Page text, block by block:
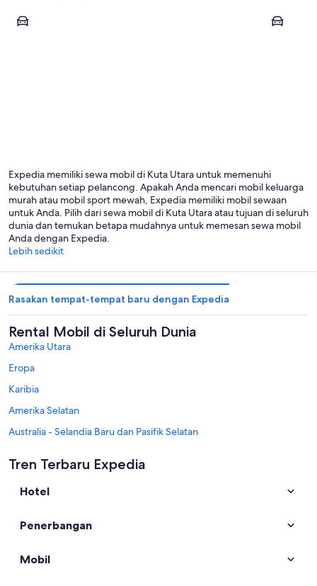
Canggu
Expedia memiliki sewa mobil di Kuta Utara untuk memenuhi
kebutuhan setiap pelancong. Apakah Anda mencari mobil keluarga
murah atau mobil sport mewah, Expedia memiliki mobil sewaan
untuk Anda. Pilih dari sewa mobil di Kuta Utara atau tujuan di seluruh
dunia dan temukan betapa mudahnya untuk memesan sewa mobil
Anda dengan Expedia.
Lebih sedikit
Rasakan tempat-tempat baru dengan Expedia
Rental Mobil di Seluruh Dunia
Amerika Utara
Eropa
Karibia
Amerika Selatan
Australia - Selandia Baru dan Pasifik Selatan
Afrika
Rental mobil di Canggu
Rental mobil di Cemagi
Tren Terbaru Expedia
Hotel
Penerbangan
Mobil